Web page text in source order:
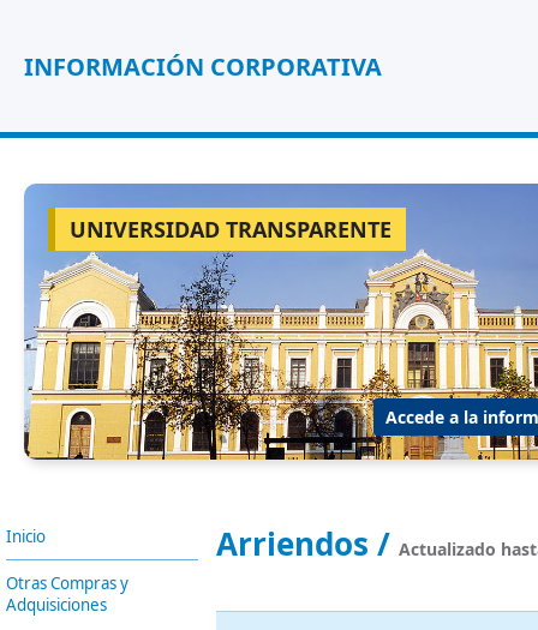
INFORMACIÓN CORPORATIVA
UNIVERSIDAD TRANSPARENTE
Accede a la
Inicio
Otras Compras y
Adquisiciones
Arriendos / Actualizado